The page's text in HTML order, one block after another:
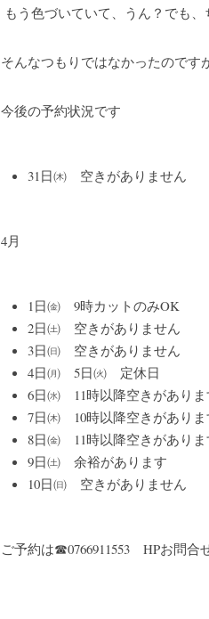
もう色づいていて、うん？でも
そんなつもりではなかったのです
今後の予約状況です
31日㈭　空きがありません
4月
1日㈮　9時カットのみOK
2日㈯　空きがありません
3日㈰　空きがありません
4日㈪　5日㈫　定休日
6日㈬　11時以降空きがありま
7日㈭　10時以降空きがありま
8日㈮　11時以降空きがありま
9日㈯　余裕があります
10日㈰　空きがありません
ご予約は☎0766911553　HPお問